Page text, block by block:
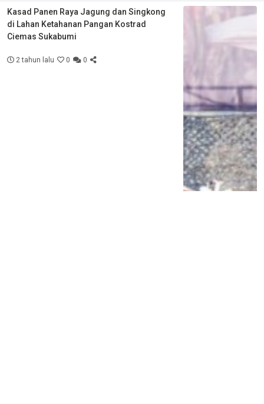
Kasad Panen Raya Jagung dan Singkong
di Lahan Ketahanan Pangan Kostrad
Ciemas Sukabumi
2 tahun lalu 0 0